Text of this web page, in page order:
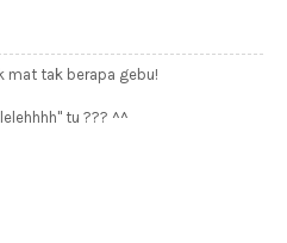
mat tak berapa gebu!
tu ??? ^^